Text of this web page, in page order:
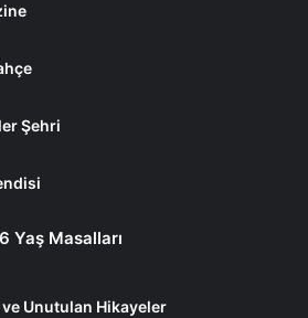
Şehri
6 Yaş Masalları
Unutulan Hikayeler